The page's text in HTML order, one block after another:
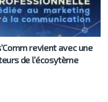
revient avec une
de l’écosytème